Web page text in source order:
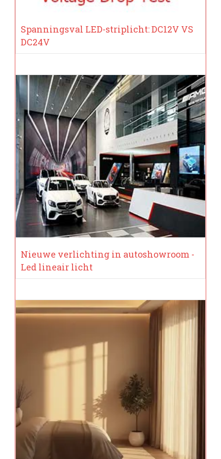
Spanningsval LED-striplicht: DC12V VS
DC24V
Nieuwe verlichting in autoshowroom -
Led lineair licht